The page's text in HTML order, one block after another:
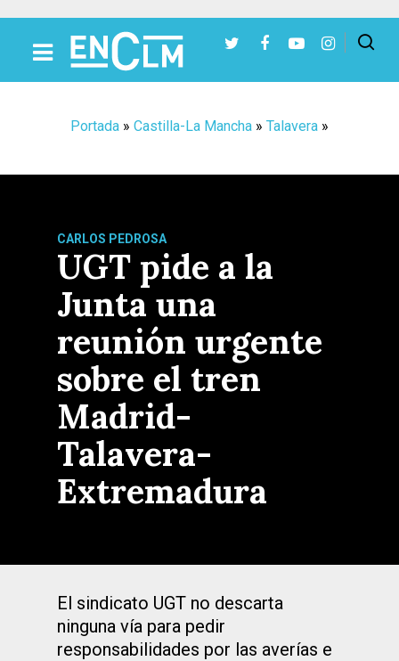
Portada » Castilla-La Mancha » Talavera »
CARLOS PEDROSA
UGT pide a la
Junta una
reunión urgente
sobre el tren
Madrid-
Talavera-
Extremadura
El sindicato UGT no descarta
ninguna vía para pedir
responsabilidades por las averías e